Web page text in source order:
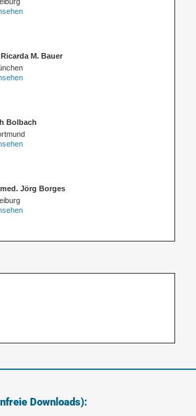
M. Bauer
Bolbach
Jörg Borges
Downloads):